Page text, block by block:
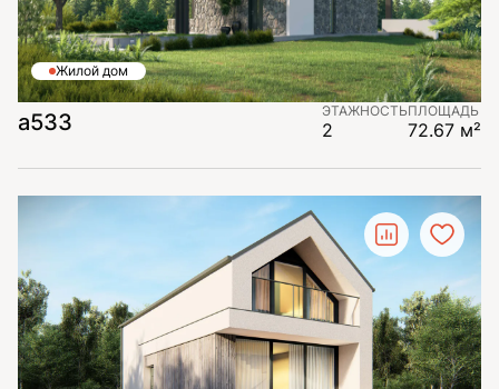
Жилой дом
а533 ЭТАЖНОСТЬ
2
ПЛОЩАДЬ
72.67 м²